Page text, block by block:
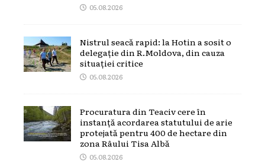
05.08.2026
Nistrul seacă rapid: la Hotin a sosit o
delegație din R.Moldova, din cauza
situației critice
05.08.2026
Procuratura din Teaciv cere în
instanță acordarea statutului de arie
protejată pentru 400 de hectare din
zona Râului Tisa Albă
05.08.2026